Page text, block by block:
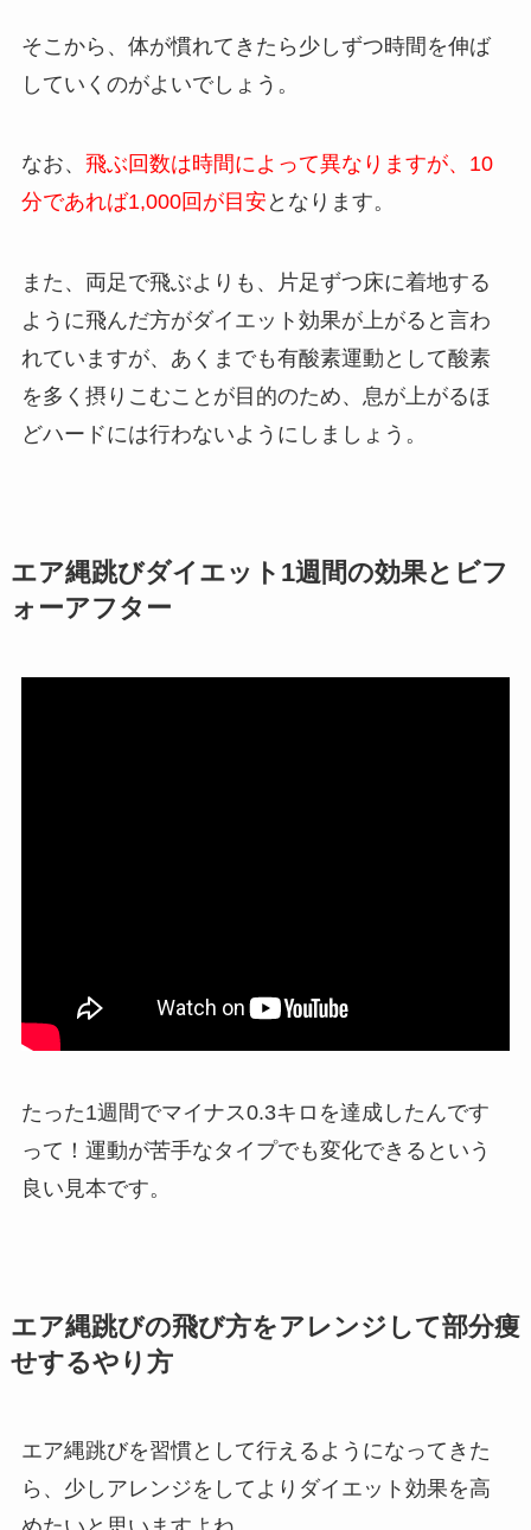
そこから、体が慣れてきたら少しずつ時間を伸ば
していくのがよいでしょう。
なお、 飛ぶ回数は時間によって異なりますが、10
分であれば1,000回が目安 となります。
また、両足で飛ぶよりも、片足ずつ床に着地する
ように飛んだ方がダイエット効果が上がると言わ
れていますが、あくまでも有酸素運動として酸素
を多く摂りこむことが目的のため、息が上がるほ
どハードには行わないようにしましょう。
エア縄跳びダイエット1週間の効果とビフ
ォーアフター
たった1週間でマイナス0.3キロを達成したんです
って！運動が苦手なタイプでも変化できるという
良い見本です。
エア縄跳びの飛び方をアレンジして部分痩
せするやり方
エア縄跳びを習慣として行えるようになってきた
ら、少しアレンジをしてよりダイエット効果を高